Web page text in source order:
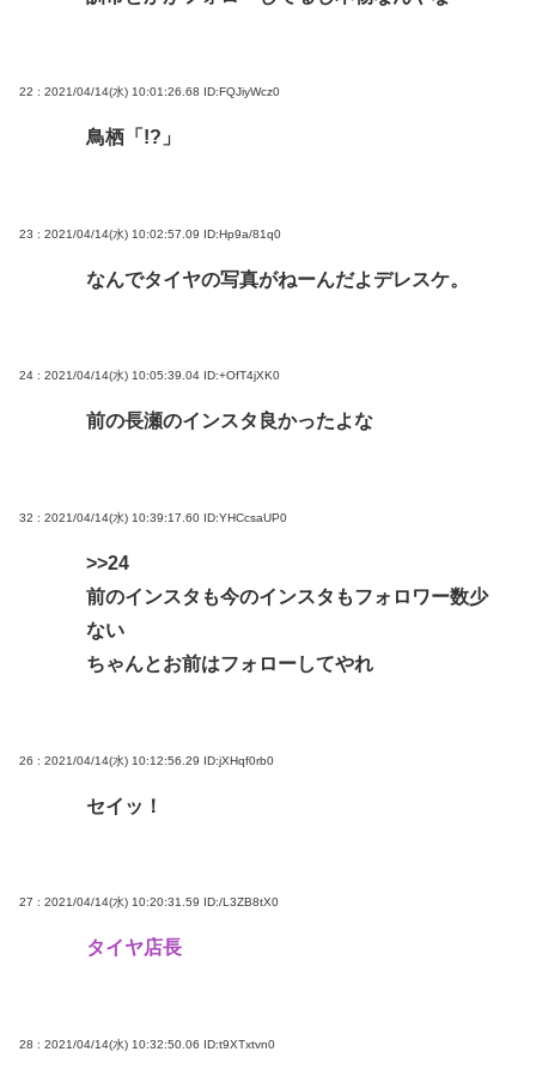
22 : 2021/04/14(水) 10:01:26.68 ID:FQJiyWcz0
鳥栖「!?」
23 : 2021/04/14(水) 10:02:57.09 ID:Hp9a/81q0
なんでタイヤの写真がねーんだよデレスケ。
24 : 2021/04/14(水) 10:05:39.04 ID:+OfT4jXK0
前の長瀬のインスタ良かったよな
32 : 2021/04/14(水) 10:39:17.60 ID:YHCcsaUP0
>>24
前のインスタも今のインスタもフォロワー数少
ない
ちゃんとお前はフォローしてやれ
26 : 2021/04/14(水) 10:12:56.29 ID:jXHqf0rb0
セイッ！
27 : 2021/04/14(水) 10:20:31.59 ID:/L3ZB8tX0
タイヤ店長
28 : 2021/04/14(水) 10:32:50.06 ID:t9XTxtvn0